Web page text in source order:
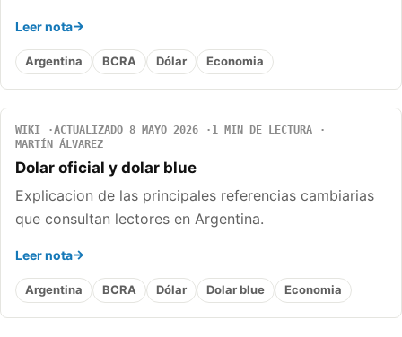
Leer nota
Argentina BCRA Dólar Economia
WIKI ACTUALIZADO 8 MAYO 2026
1 MIN DE LECTURA
MARTÍN ÁLVAREZ
Dolar oficial y dolar blue
Explicacion de las principales referencias cambiarias
que consultan lectores en Argentina.
Leer nota
Argentina BCRA Dólar Dolar blue Economia